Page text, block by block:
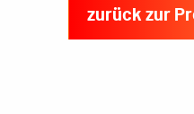
zurück zur